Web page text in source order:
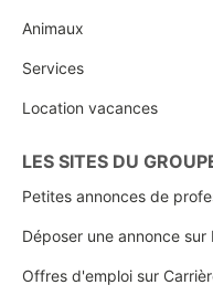
Animaux
Services
Location vacances
LES SITES DU
Petites annonces de
Déposer une annonce sur
Offres d'emploi sur